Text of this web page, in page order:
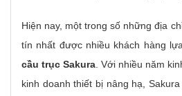
Hiện nay, một trong số những địa
tín nhất được nhiều khách hàng
cầu trục Sakura . Với nhiều năm
kinh doanh thiết bị nâng hạ,